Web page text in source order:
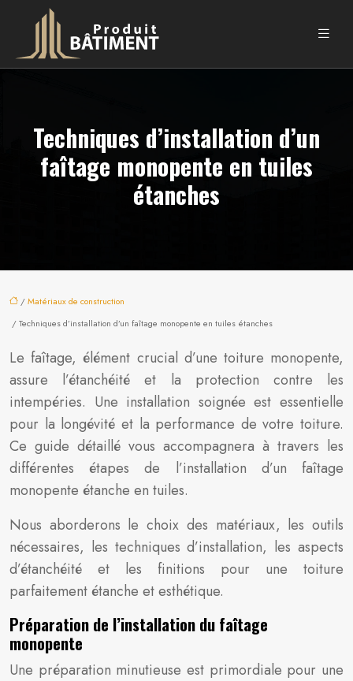
Techniques d’installation d’un
faîtage monopente en tuiles
étanches
/Matériaux de construction
/ Techniques d’installation d’un faîtage monopente en tuiles étanches
Le faîtage, élément crucial d’une toiture monopente,
assure l’étanchéité et la protection contre les
intempéries. Une installation soignée est essentielle
pour la longévité et la performance de votre toiture.
Ce guide détaillé vous accompagnera à travers les
différentes étapes de l’installation d’un faîtage
monopente étanche en tuiles.
Nous aborderons le choix des matériaux, les outils
nécessaires, les techniques d’installation, les aspects
d’étanchéité et les finitions pour une toiture
parfaitement étanche et esthétique.
Préparation de l’installation du faîtage
monopente
Une préparation minutieuse est primordiale pour une